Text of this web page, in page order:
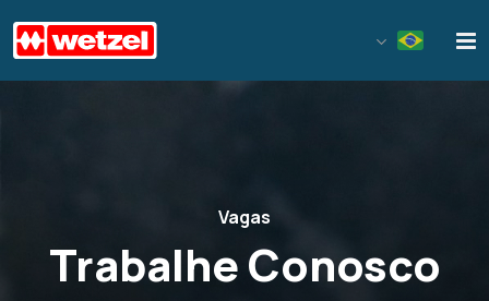
Vagas
Trabalhe Conosco